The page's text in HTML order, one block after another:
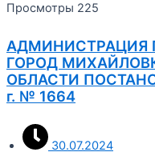
Просмотры 225
АДМИНИСТРАЦИЯ
ГОРОД
ОБЛАСТИ
г. № 1664
30.07.2024